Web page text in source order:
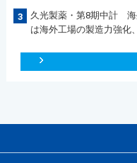
3
久光製薬・第8期中計
は海外工場の製造力強化